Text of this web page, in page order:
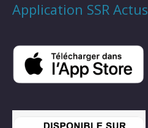
Application SSR Actus